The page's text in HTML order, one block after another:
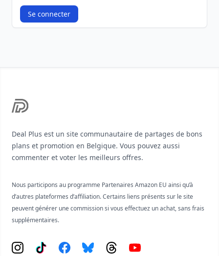
Se connecter
Deal Plus est un site communautaire de partages de bons
plans et promotion en Belgique. Vous pouvez aussi
commenter et voter les meilleurs offres.
Nous participons au programme Partenaires Amazon EU ainsi qu’à
d’autres plateformes d’affiliation. Certains liens présents sur le site
peuvent générer une commission si vous effectuez un achat, sans frais
supplémentaires.
Instagram
Tiktok FacebookBlueskyThreadsYouTube